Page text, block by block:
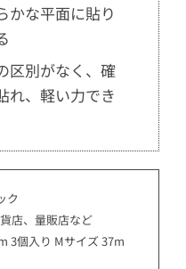
かな平面に貼り
区別がなく、確
れ、軽い力でき
ク
店、量販店など
3個入り Mサイズ 37m